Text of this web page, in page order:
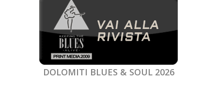
DOLOMITI BLUES & SOUL 2026